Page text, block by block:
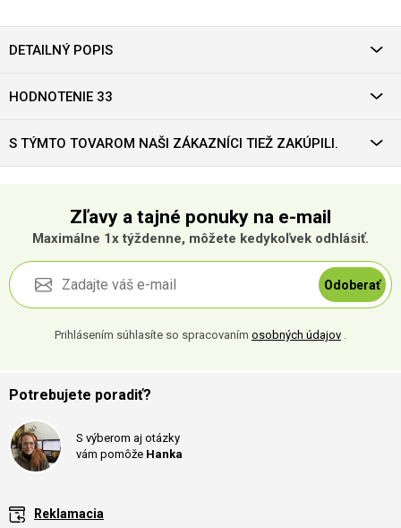
DETAILNÝ POPIS
HODNOTENIE 33
S TÝMTO TOVAROM NAŠI ZÁKAZNÍCI TIEŽ ZAKÚPILI.
Zľavy a tajné ponuky na e-mail
Maximálne 1x týždenne, môžete kedykoľvek odhlásiť.
Odoberať
Prihlásením súhlasíte so spracovaním osobných údajov .
Potrebujete poradiť?
S výberom aj otázky
vám pomôže Hanka
Reklamacia